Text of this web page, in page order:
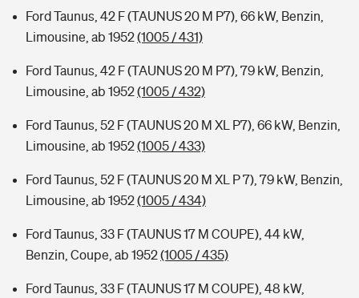
Ford Taunus, 42 F (TAUNUS 20 M P7), 66 kW, Benzin,
Limousine, ab 1952(1005 / 431)
Ford Taunus, 42 F (TAUNUS 20 M P7), 79 kW, Benzin,
Limousine, ab 1952(1005 / 432)
Ford Taunus, 52 F (TAUNUS 20 M XL P7), 66 kW, Benzin,
Limousine, ab 1952(1005 / 433)
Ford Taunus, 52 F (TAUNUS 20 M XL P 7), 79 kW, Benzin,
Limousine, ab 1952(1005 / 434)
Ford Taunus, 33 F (TAUNUS 17 M COUPE), 44 kW,
Benzin, Coupe, ab 1952(1005 / 435)
Ford Taunus, 33 F (TAUNUS 17 M COUPE), 48 kW,